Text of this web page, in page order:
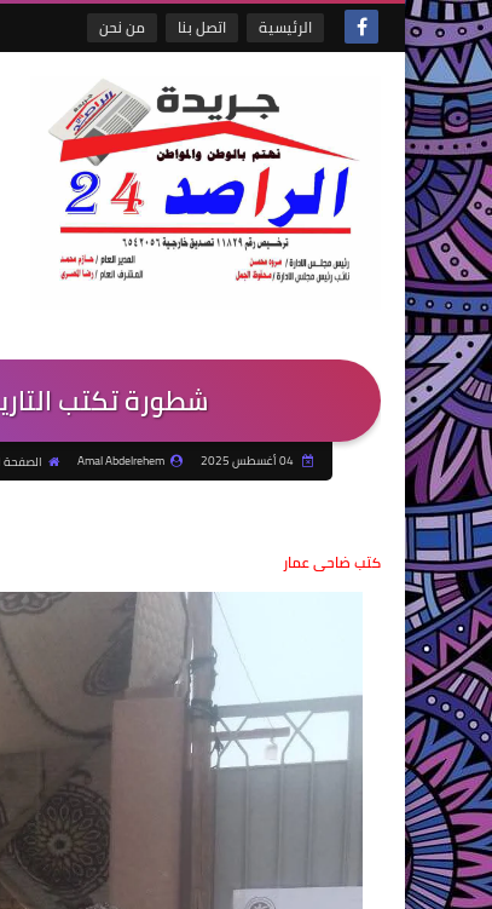
الرئيسية اتصل بنا من نحن
شطورة تكتب
04 أغسطس 2025 Amal Abdelrehem الصفحة
كتب ضاحى عمار